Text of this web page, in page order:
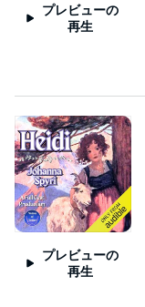
プレビューの
再生
プレビューの
再生